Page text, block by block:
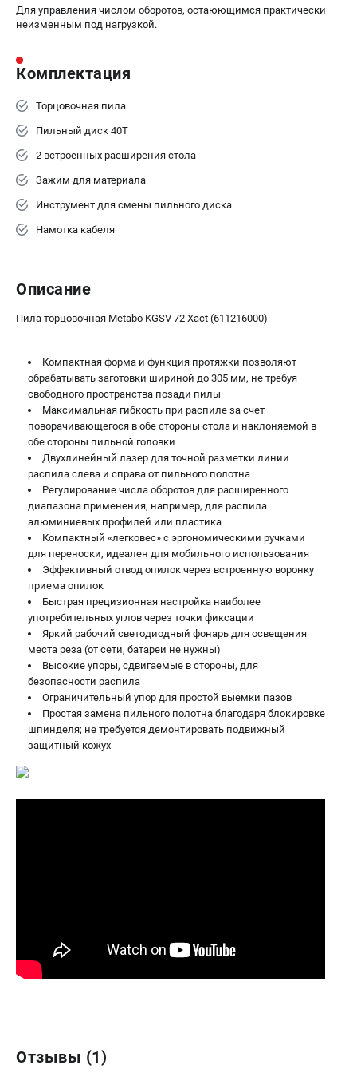
ЗАКАЗ ЗАПЧАСТЕЙ
Для управления числом оборотов, остаюющимся практически
неизменным под нагрузкой.
Комплектация
Торцовочная пила
Пильный диск 40Т
2 встроенных расширения стола
Зажим для материала
Инструмент для смены пильного диска
Намотка кабеля
Описание
Пила торцовочная Metabo KGSV 72 Xact (611216000)
Компактная форма и функция протяжки позволяют
обрабатывать заготовки шириной до 305 мм, не требуя
свободного пространства позади пилы
Максимальная гибкость при распиле за счет
поворачивающегося в обе стороны стола и наклоняемой в
обе стороны пильной головки
Двухлинейный лазер для точной разметки линии
распила слева и справа от пильного полотна
Регулирование числа оборотов для расширенного
диапазона применения, например, для распила
алюминиевых профилей или пластика
Компактный «легковес» с эргономическими ручками
для переноски, идеален для мобильного использования
Эффективный отвод опилок через встроенную воронку
приема опилок
Быстрая прецизионная настройка наиболее
употребительных углов через точки фиксации
Яркий рабочий светодиодный фонарь для освещения
места реза (от сети, батареи не нужны)
Высокие упоры, сдвигаемые в стороны, для
безопасности распила
Ограничительный упор для простой выемки пазов
Простая замена пильного полотна благодаря блокировке
шпинделя; не требуется демонтировать подвижный
защитный кожух
Отзывы (1)